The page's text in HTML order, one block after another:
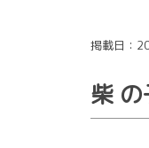
掲載日：
柴